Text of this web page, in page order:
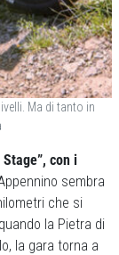
Ma di tanto in
con i
sembra
che si
la Pietra di
la gara torna a